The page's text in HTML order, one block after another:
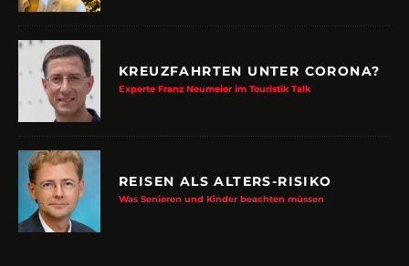
KREUZFAHRTEN UNTER CORONA?
Experte Franz Neumeier im Touristik Talk
REISEN ALS ALTERS-RISIKO
Was Senioren und Kinder beachten müssen